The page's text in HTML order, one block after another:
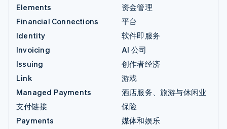
Elements
Financial Connections
Identity
Invoicing
Issuing
Link
Managed Payments
支付链接
Payments
资金管理
平台
软件即服务
AI 公司
创作者经济
游戏
酒店服务、旅游与休闲业
保险
媒体和娱乐